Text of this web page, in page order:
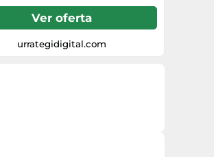
Ver oferta
urrategidigital.com